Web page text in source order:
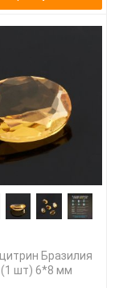
Бразилия
(1 шт) 6*8 мм